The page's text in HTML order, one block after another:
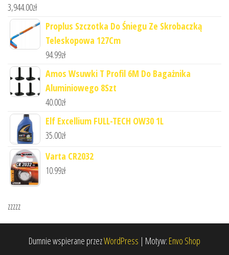
3,944.00zł
Proplus Szczotka Do Śniegu Ze Skrobaczką
Teleskopowa 127Cm
94.99zł
Amos Wsuwki T Profil 6M Do Bagażnika
Aluminiowego 8Szt
40.00zł
Elf Excellium FULL-TECH OW30 1L
35.00zł
Varta CR2032
10.99zł
zzzzz
Dumnie wspierane przezWordPress | Motyw: Envo Shop